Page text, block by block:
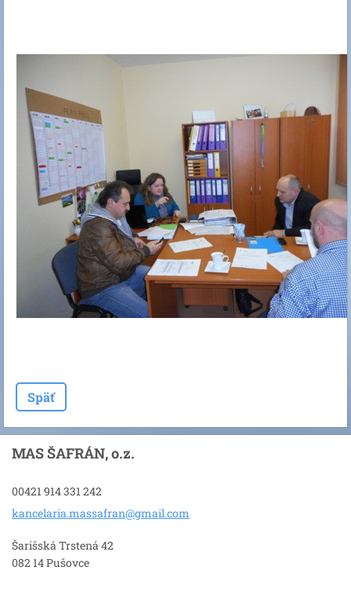
Späť
MAS ŠAFRÁN, o.z.
00421 914 331 242
kancelaria.massafran@gmail.com
Šarišská Trstená 42
082 14 Pušovce